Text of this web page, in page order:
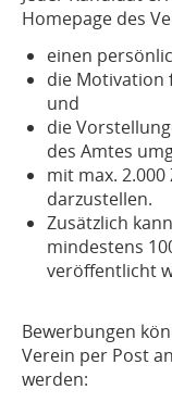
Homepage des
einen
die Motivation
und
die
des Amtes
mit max. 2.000
darzustellen.
Zusätzlich
mindestens
veröffentlicht
Bewerbungen
Verein per Post
werden: